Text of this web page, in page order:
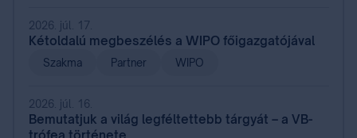
2026. júl. 17.
Kétoldalú megbeszélés a WIPO főigazgatójával
Szakma Partner WIPO
2026. júl. 16.
Bemutatjuk a világ legféltettebb tárgyát – a VB-
trófea története